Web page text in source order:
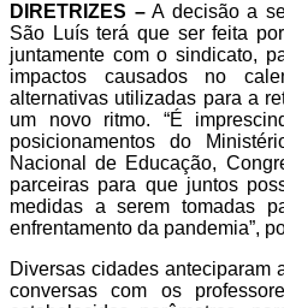
DIRETRIZES –A decisão a
São Luís terá que ser feita
juntamente com o sindicato,
impactos causados no
alternativas utilizadas para a
um novo ritmo. “É
posicionamentos do
Nacional de Educação,
parceiras para que juntos
medidas a serem tomadas
enfrentamento da pandemia”,
Diversas cidades anteciparam
conversas com os